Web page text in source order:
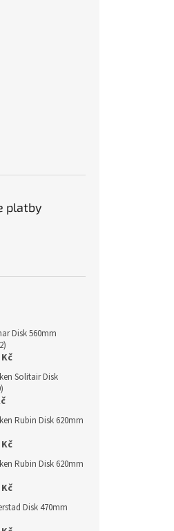
platby
Disk 560mm
Solitair Disk
Rubin Disk 620mm
Rubin Disk 620mm
Disk 470mm